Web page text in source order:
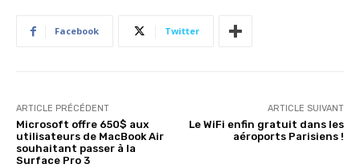
Facebook Twitter
ARTICLE PRÉCÉDENT
Microsoft offre 650$ aux
utilisateurs de MacBook Air
souhaitant passer à la
Surface Pro 3
ARTICLE SUIVANT
Le WiFi enfin gratuit dans les
aéroports Parisiens !